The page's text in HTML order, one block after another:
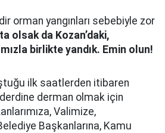
orman yangınları sebebiyle zor
olsak da Kozan’daki,
birlikte yandık. Emin olun!
ilk saatlerden itibaren
derdine derman olmak için
Valimize,
Başkanlarına, Kamu